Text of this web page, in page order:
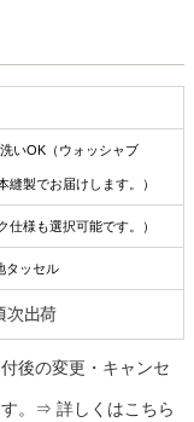
いOK（ウォッシャブ
縫製でお届けします。）
様も選択可能です。）
タッセル
後の変更・キャンセ
。
⇒ 詳しくはこちら